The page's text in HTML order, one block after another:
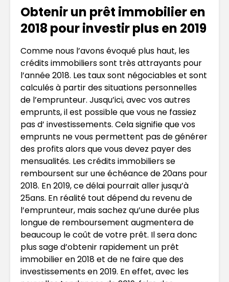
Obtenir un prêt immobilier en
2018 pour investir plus en 2019
Comme nous l’avons évoqué plus haut, les
crédits immobiliers sont très attrayants pour
l’année 2018. Les taux sont négociables et sont
calculés à partir des situations personnelles
de l’emprunteur. Jusqu’ici, avec vos autres
emprunts, il est possible que vous ne fassiez
pas d’ investissements. Cela signifie que vos
emprunts ne vous permettent pas de générer
des profits alors que vous devez payer des
mensualités. Les crédits immobiliers se
remboursent sur une échéance de 20ans pour
2018. En 2019, ce délai pourrait aller jusqu’à
25ans. En réalité tout dépend du revenu de
l’emprunteur, mais sachez qu’une durée plus
longue de remboursement augmentera de
beaucoup le coût de votre prêt. Il sera donc
plus sage d’obtenir rapidement un prêt
immobilier en 2018 et de ne faire que des
investissements en 2019. En effet, avec les